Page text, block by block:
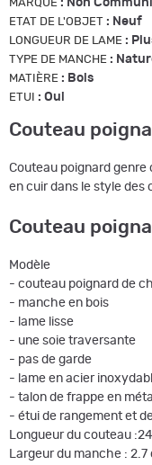
MARQUE
ETAT DE L'OBJET : Neuf
LONGUEUR DE LAME :
TYPE DE MANCHE :
MATIÈRE : Bois
ETUI : Oui
Couteau
Couteau poignard
en cuir dans le style des
Couteau
Modèle
- couteau poignard de
- manche en bois
- lame lisse
- une soie traversante
- pas de garde
- lame en acier
- talon de frappe en métal
- étui de rangement et
Longueur du couteau
Largeur du manche : 2.7